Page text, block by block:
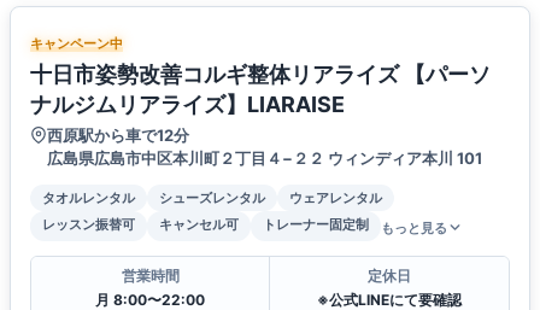
キャンペーン中
十日市姿勢改善コルギ整体リアライズ 【パーソ
ナルジムリアライズ】LIARAISE
西原駅から車で12分
広島県広島市中区本川町２丁目４−２２ ウィンディア本川 101
タオルレンタル シューズレンタル
ウェアレンタル
レッスン振替可
キャンセル可 トレーナー固定制 もっと見る
営業時間
月 8:00〜22:00
定休日
※公式LINEにて要確認